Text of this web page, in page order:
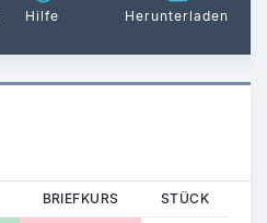
Hilfe Herunterladen
BRIEFKURS STÜCK